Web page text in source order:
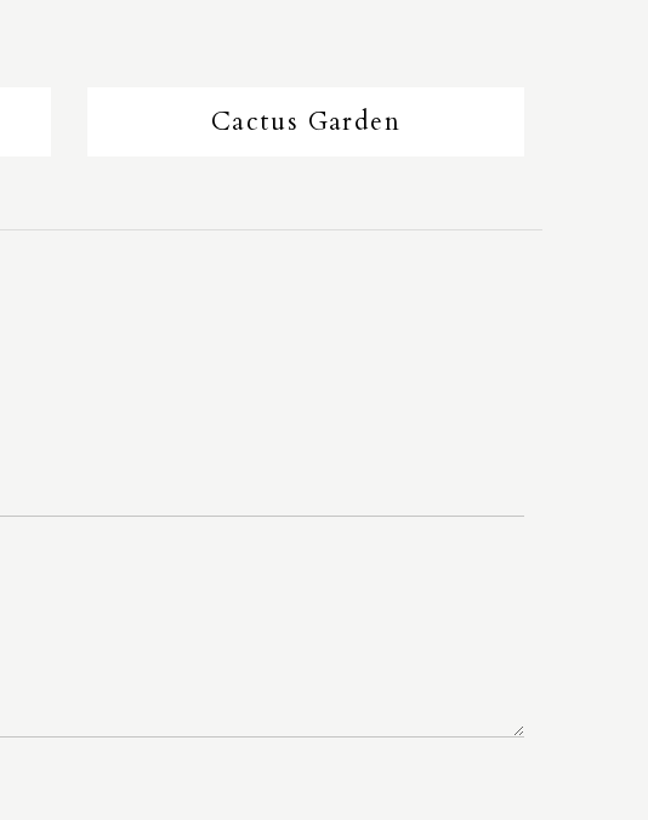
Cactus Garden